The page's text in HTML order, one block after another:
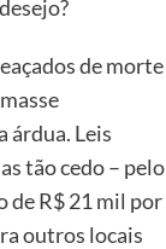
de morte
árdua. Leis
tão cedo – pelo
de R$ 21 mil por
outros locais